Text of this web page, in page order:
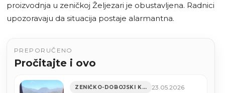
proizvodnja u zeničkoj Željezari je obustavljena. Radnici
upozoravaju da situacija postaje alarmantna.
PREPORUČENO
Pročitajte i ovo
ZENIČKO-DOBOJSKI KANTON 23.05.2026